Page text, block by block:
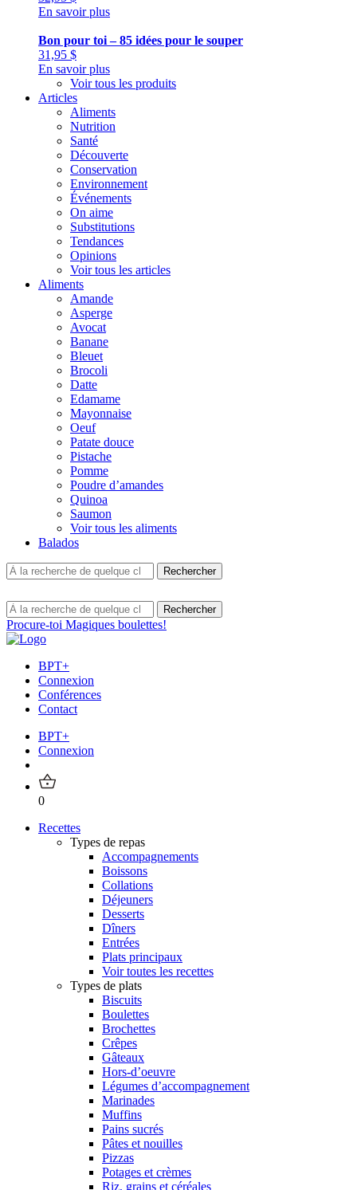
En savoir plus
Bon pour toi – 85 idées pour le souper
31,95 $
En savoir plus
Voir tous les produits
Articles
Aliments
Nutrition
Santé
Découverte
Conservation
Environnement
Événements
On aime
Substitutions
Tendances
Opinions
Voir tous les articles
Aliments
Amande
Asperge
Avocat
Banane
Bleuet
Brocoli
Datte
Edamame
Mayonnaise
Oeuf
Patate douce
Pistache
Pomme
Poudre d’amandes
Quinoa
Saumon
Voir tous les aliments
Balados
Procure-toi Magiques boulettes!
BPT+
Connexion
Conférences
Contact
BPT+
Connexion
0
Recettes
Types de repas
Accompagnements
Boissons
Collations
Déjeuners
Desserts
Dîners
Entrées
Plats principaux
Voir toutes les recettes
Types de plats
Biscuits
Boulettes
Brochettes
Crêpes
Gâteaux
Hors-d’oeuvre
Légumes d’accompagnement
Marinades
Muffins
Pains sucrés
Pâtes et nouilles
Pizzas
Potages et crèmes
Riz, grains et céréales